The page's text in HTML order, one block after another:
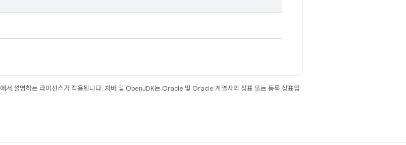
에서 설명하는 라이선스가 적용됩니다. 자바 및 OpenJDK는 Oracle 및 Oracle 계열사의 상표 또는 등록 상표입